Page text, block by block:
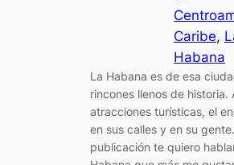
Caribe,
Habana
La Habana es de esa
rincones llenos de historia.
atracciones turísticas, el
en sus calles y en su
publicación te quiero